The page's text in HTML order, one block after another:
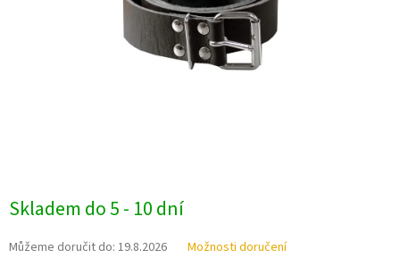
Skladem do 5 - 10 dní
Můžeme doručit do: 19.8.2026 Možnosti doručení